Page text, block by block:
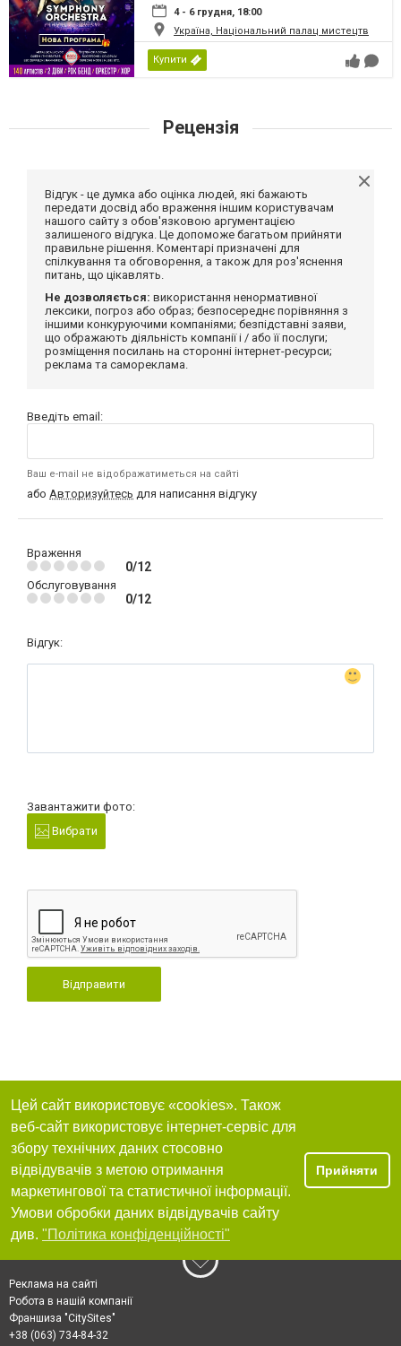
4 - 6 грудня, 18:00
Україна, Національний палац мистецтв
Купити
Рецензія
Відгук - це думка або оцінка людей, які бажають
передати досвід або враження іншим користувачам
нашого сайту з обов'язковою аргументацією
залишеного відгука. Це допоможе багатьом прийняти
правильне рішення. Коментарі призначені для
спілкування та обговорення, а також для роз'яснення
питань, що цікавлять.
Не дозволяється: використання ненормативної
лексики, погроз або образ; безпосереднє порівняння з
іншими конкуруючими компаніями; безпідставні заяви,
що ображають діяльність компанії і / або її послуги;
розміщення посилань на сторонні інтернет-ресурси;
реклама та самореклама.
Введіть email:
Ваш e-mail не відображатиметься на сайті
або Авторизуйтесь для написання відгуку
Враження
0/12
Обслуговування
0/12
Відгук:
Завантажити фото:
Вибрати
Відправити
Цей сайт використовує «cookies». Також
веб-сайт використовує інтернет-сервіс для
збору технічних даних стосовно
відвідувачів з метою отримання
маркетингової та статистичної інформації.
Умови обробки даних відвідувачів сайту
див. "Політика конфіденційності"
Прийняти
Реклама на сайті
Робота в нашій компанії
Франшиза "CitySites"
+38 (063) 734-84-32